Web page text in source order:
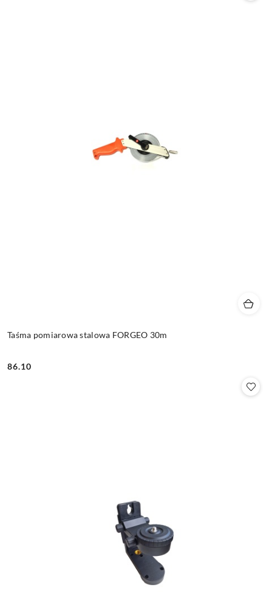
Taśma pomiarowa stalowa FORGEO 30m
Cena:
86.10